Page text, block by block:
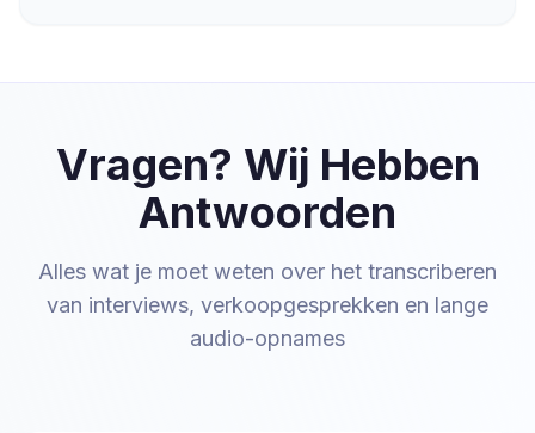
Vragen? Wij Hebben
Antwoorden
Alles wat je moet weten over het transcriberen
van interviews, verkoopgesprekken en lange
audio-opnames